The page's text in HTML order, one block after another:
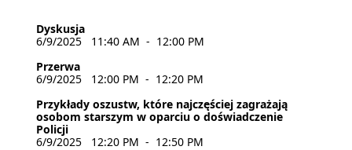
Dyskusja
6/9/2025
11:40 AM - 12:00 PM
Przerwa
6/9/2025
12:00 PM - 12:20 PM
Przykłady oszustw, które najczęściej zagrażają
osobom starszym w oparciu o doświadczenie
Policji
6/9/2025
12:20 PM - 12:50 PM